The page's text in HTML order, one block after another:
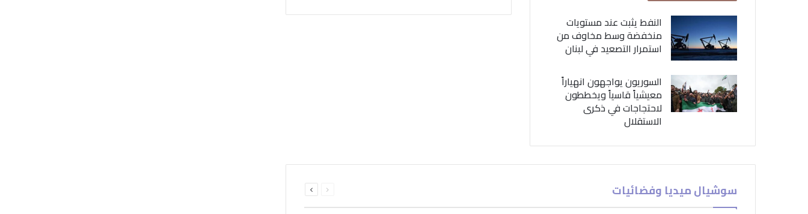
النفط يثبت عند مستويات
منخفضة وسط مخاوف من
استمرار التصعيد في لبنان
السوريون يواجهون انهياراً
معيشياً قاسياً ويخططون
لاحتجاجات في ذكرى
الاستقلال
سوشيال ميديا وفضائيات الصفحةالصفحة